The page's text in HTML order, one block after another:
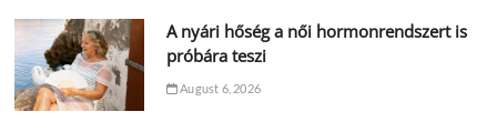
A nyári hőség a női hormonrendszert is
próbára teszi
August 6, 2026